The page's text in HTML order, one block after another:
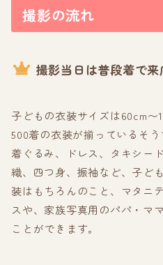
撮影の流れ
撮影当日は普段着で来
子どもの衣装サイズは60cm〜
500着の衣装が揃っているそう
着ぐるみ、ドレス、タキシー
織、四つ身、振袖など、子ど
装はもちろんのこと、マタニ
スや、家族写真用のパパ・マ
ことができます。